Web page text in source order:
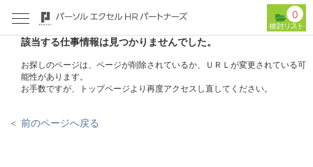
0
該当する仕事情報は見つかりませんでした。
お探しのページは、ページが削除されているか、ＵＲＬが変更されている可
能性があります。
お手数ですが、トップページより再度アクセスし直してください。
＜ 前のページへ戻る